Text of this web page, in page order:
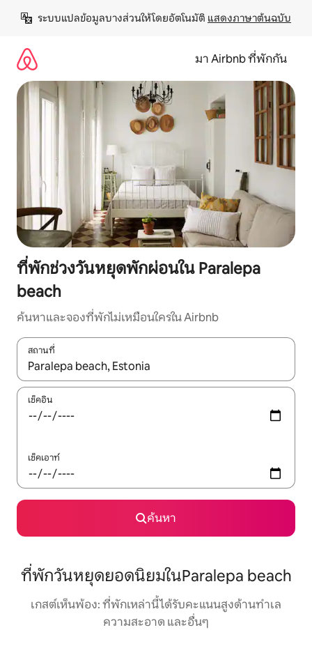
เนื้อหา
ระบบแปลข้อมูลบางส่วนให้โดยอัตโนมัติ แสดงภาษาต้นฉบับ
มา Airbnb ที่พักกัน
ที่พักช่วงวันหยุดพักผ่อนใน Paralepa
beach
ค้นหาและจองที่พักไม่เหมือนใครใน Airbnb
สถานที่
ใช้ลูกศรขึ้นลง หรือใช้การสัมผัสหรือปัด เพื่อสำรวจผลการค้นหา
เช็คอิน
เช็คเอาท์
ค้นหา
ที่พักวันหยุดยอดนิยมในParalepa beach
เกสต์เห็นพ้อง: ที่พักเหล่านี้ได้รับคะแนนสูงด้านทำเล
ความสะอาด และอื่นๆ